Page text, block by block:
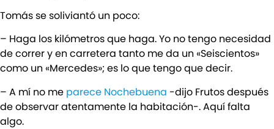
Tomás se soliviantó un poco:
– Haga los kilómetros que haga. Yo no tengo necesidad
de correr y en carretera tanto me da un «Seiscientos»
como un «Mercedes»; es lo que tengo que decir.
– A mí no me parece Nochebuena -dijo Frutos después
de observar atentamente la habitación-. Aquí falta
algo.